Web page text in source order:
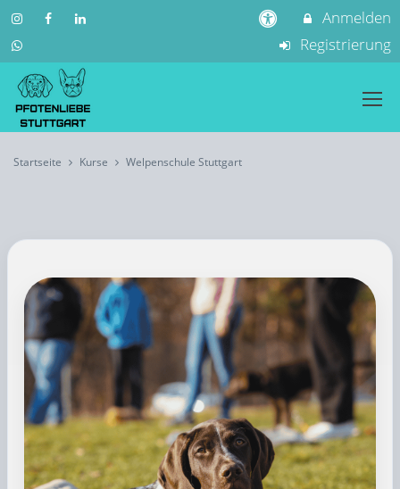
Anmelden
Registrierung
Startseite Kurse Welpenschule Stuttgart